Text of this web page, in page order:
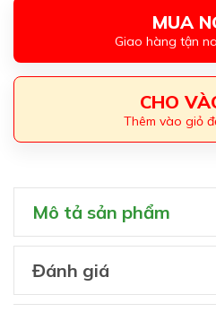
MUA
Giao hàng tận
CHO
Thêm vào giỏ
Mô tả sản phẩm
Đánh giá